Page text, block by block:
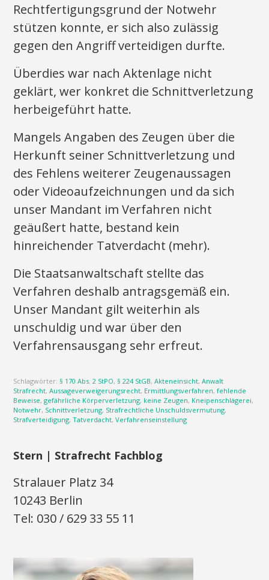
Rechtfertigungsgrund der Notwehr
stützen konnte, er sich also zulässig
gegen den Angriff verteidigen durfte.
Überdies war nach Aktenlage nicht
geklärt, wer konkret die Schnittverletzung
herbeigeführt hatte.
Mangels Angaben des Zeugen über die
Herkunft seiner Schnittverletzung und
des Fehlens weiterer Zeugenaussagen
oder Videoaufzeichnungen und da sich
unser Mandant im Verfahren nicht
geäußert hatte, bestand kein
hinreichender Tatverdacht (mehr).
Die Staatsanwaltschaft stellte das
Verfahren deshalb antragsgemäß ein.
Unser Mandant gilt weiterhin als
unschuldig und war über den
Verfahrensausgang sehr erfreut.
Schlagwörter: § 170 Abs. 2 StPO, § 224 StGB,Akteneinsicht,Anwalt
Strafrecht,Aussageverweigerungsrecht, Ermittlungsverfahren,fehlende
Beweise,gefährliche Körperverletzung, keine Zeugen, Kneipenschlägerei,
Notwehr, Schnittverletzung, Strafrechtliche Unschuldsvermutung,
Strafverteidigung,Tatverdacht,Verfahrenseinstellung
Stern | Strafrecht Fachblog
Stralauer Platz 34
10243 Berlin
Tel: 030 / 629 33 55 11